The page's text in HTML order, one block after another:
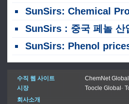
SunSirs: Chemical Products Industries Bulk
SunSirs : 중국 페놀 산업은 품질과 효
SunSirs: Phenol prices rose first then fell back,
수직 웹 사이트 ChemNet Global
시장
Toocle Global -
회사소개